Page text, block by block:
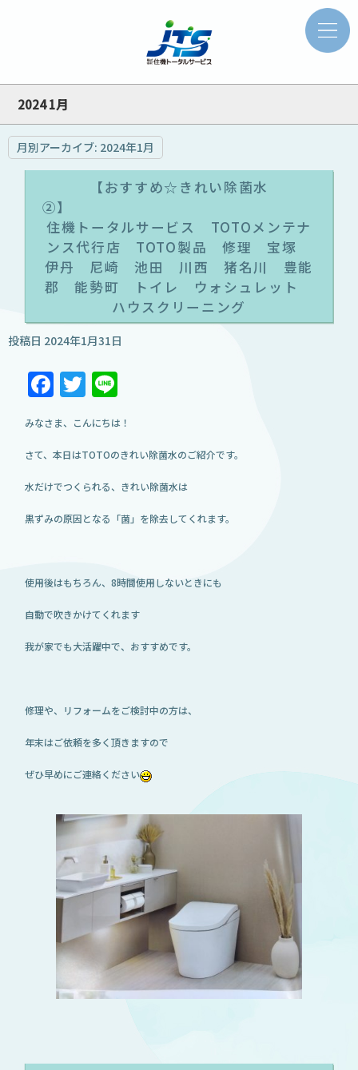
2024 1月
月別アーカイブ: 2024年1月
【おすすめ☆きれい除菌水
②
住機トータルサービス TOTOメンテナ
ンス代行店 TOTO製品 修理 宝塚
伊丹 尼崎 池田 川西 猪名川 豊能
郡 能勢町 トイレ ウォシュレット
ハウスクリーニング
投稿日 2024年1月31日
Facebook
Twitter
みなさま、こんにちは！
さて、本日はTOTOのきれい除菌水のご紹介です。
水だけでつくられる、きれい除菌水は
黒ずみの原因となる「菌」を除去してくれます。
使用後はもちろん、8時間使用しないときにも
自動で吹きかけてくれます
我が家でも大活躍中で、おすすめです。
修理や、リフォームをご検討中の方は、
年末はご依頼を多く頂きますので
ぜひ早めにご連絡ください